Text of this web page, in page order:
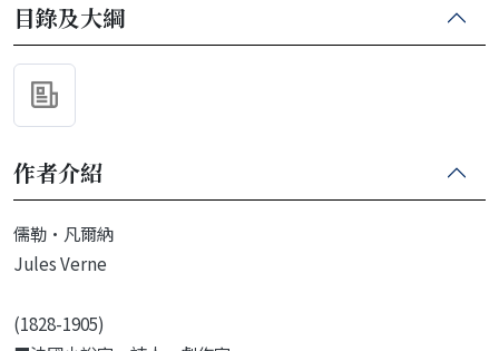
目錄及大綱
作者介紹
儒勒·凡爾納
Jules Verne
(1828-1905)